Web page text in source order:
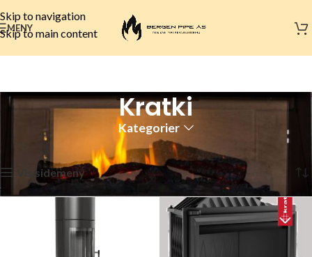
Skip to navigation
Skip to main content
MENY
Kratki
Kategorier
Peismerker Kratki Side 2 Viser 13–24 av 62 resultater
Vis sidemeny